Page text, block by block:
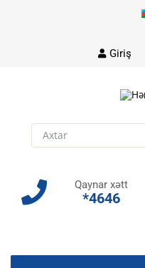
Giriş
Qaynar xətt
*4646
Skip